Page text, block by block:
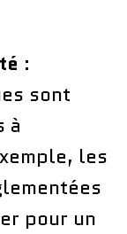
:
sont
à
les
pour un